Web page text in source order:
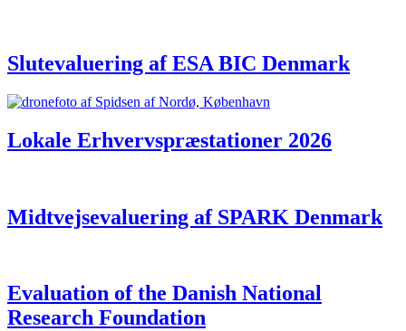
Slutevaluering af ESA BIC Denmark
Lokale Erhvervspræstationer 2026
Midtvejsevaluering af SPARK Denmark
Evaluation of the Danish National
Research Foundation